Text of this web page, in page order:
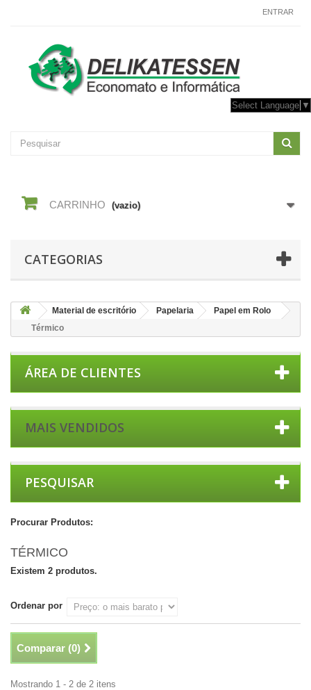
ENTRAR
Select Language ▼
CARRINHO (vazio)
CATEGORIAS
Material de escritório Papelaria
Papel em Rolo
Térmico
ÁREA DE CLIENTES
MAIS VENDIDOS
PESQUISAR
Procurar Produtos:
TÉRMICO
Existem 2 produtos.
Ordenar por
Comparar (0)
Mostrando 1 - 2 de 2 itens